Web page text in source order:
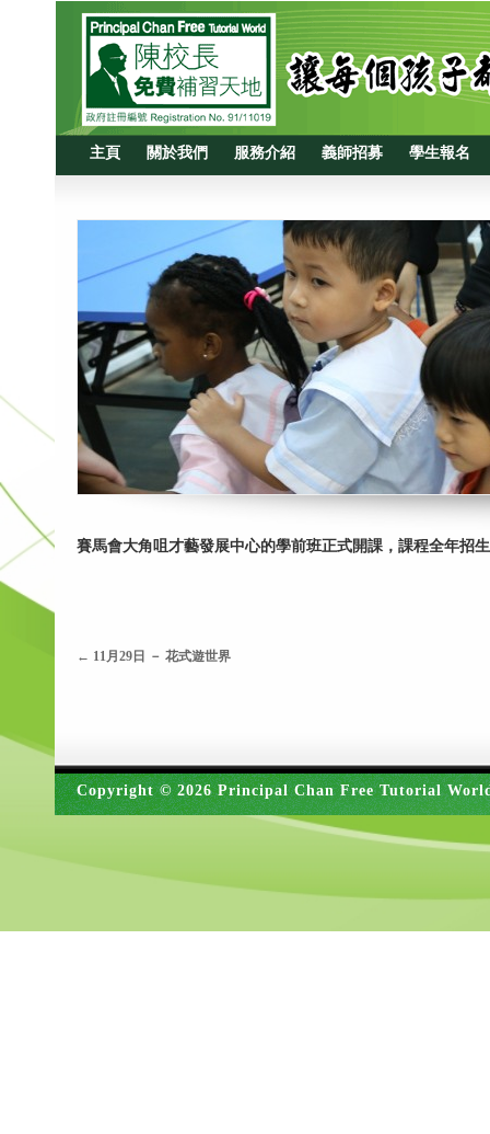
主頁 關於我們 服務介紹 義師招募 學生報名
賽馬會大角咀才藝發展中心的學前班正式開課，課程全年招
← 11月29日 － 花式遊世界
Copyright © 2026 Principal Chan Free Tutorial